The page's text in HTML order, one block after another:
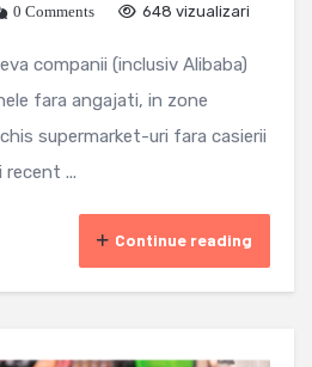
0 Comments 648 vizualizari
companii (inclusiv Alibaba)
fara angajati, in zone
supermarket-uri fara casierii
recent ...
Continue reading